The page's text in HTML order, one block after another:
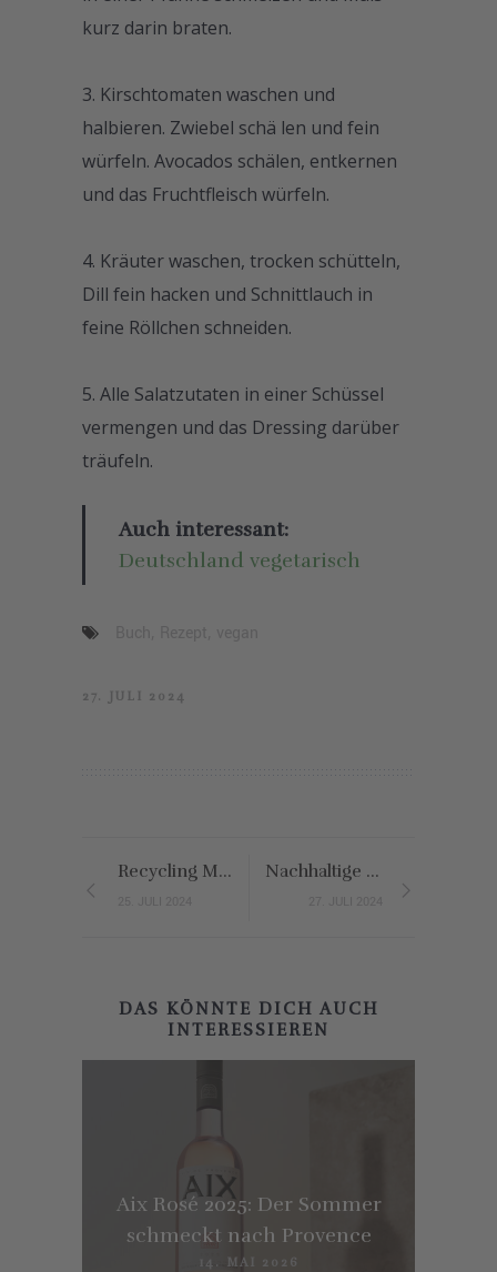
kurz darin braten.
Kirschtomaten waschen und
halbieren. Zwiebel schä len und fein
würfeln. Avocados schälen, entkernen
und das Fruchtfleisch würfeln.
Kräuter waschen, trocken schütteln,
Dill fein hacken und Schnittlauch in
feine Röllchen schneiden.
Alle Salatzutaten in einer Schüssel
vermengen und das Dressing darüber
träufeln.
Auch interessant:
Deutschland vegetarisch
27. JULI 2024
Recycling Möbel – neue Schätze aus altem Material Nachhaltige Sonnenbrillen – die Trends 2024
DAS KÖNNTE DICH AUCH
INTERESSIEREN
Aix Rosé 2025: Der Sommer
schmeckt nach Provence
14. MAI 2026